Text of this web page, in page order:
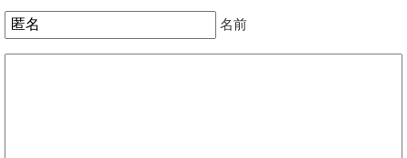
名前